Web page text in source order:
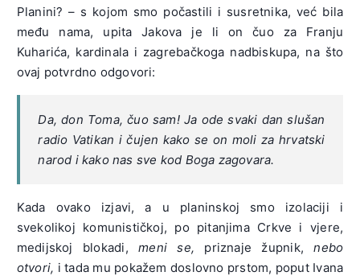
Planini? – s kojom smo počastili i susretnika, već bila
među nama, upita Jakova je li on čuo za Franju
Kuharića, kardinala i zagrebačkoga nadbiskupa, na što
ovaj potvrdno odgovori:
Da, don Toma, čuo sam! Ja ode svaki dan slušan
radio Vatikan i čujen kako se on moli za hrvatski
narod i kako nas sve kod Boga zagovara.
Kada ovako izjavi, a u planinskoj smo izolaciji i
svekolikoj komunističkoj, po pitanjima Crkve i vjere,
medijskoj blokadi,meni se, priznaje župnik,nebo
otvori, i tada mu pokažem doslovno prstom, poput Ivana